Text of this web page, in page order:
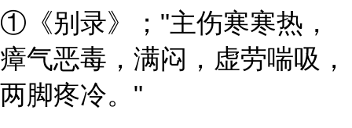
①《别录》；"主伤寒寒热，
瘴气恶毒，满闷，虚劳喘吸，
两脚疼冷。"